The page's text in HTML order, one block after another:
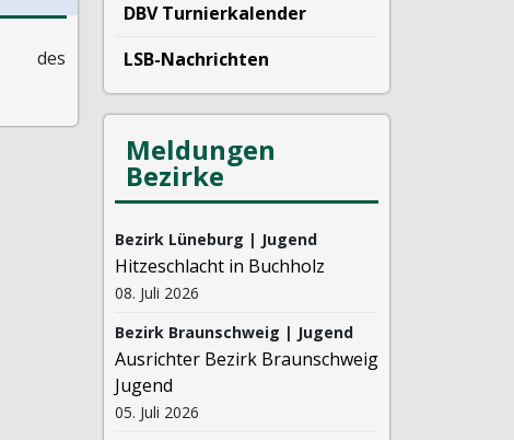
des
DBV Turnierkalender
LSB-Nachrichten
Meldungen
Bezirke
Bezirk Lüneburg | Jugend
Hitzeschlacht in Buchholz
08. Juli 2026
Bezirk Braunschweig | Jugend
Ausrichter Bezirk Braunschweig
Jugend
05. Juli 2026